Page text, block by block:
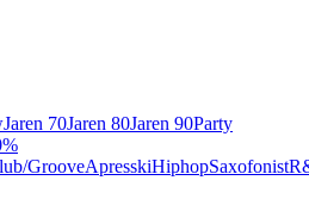
Jaren 70Jaren 80Jaren 90Party
GrooveApresskiHiphopSaxofonist